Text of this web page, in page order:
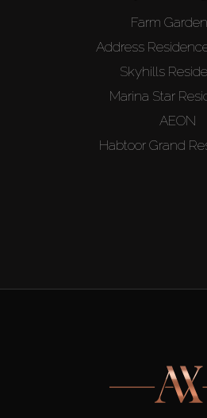
Farm
Address
Skyhills
Marina Star
AEON
Habtoor Grand